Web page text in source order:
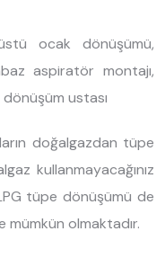
ocak dönüşümü,
aspiratör montajı,
ustası
doğalgazdan tüpe
kullanmayacağınız
tüpe dönüşümü de
olmaktadır.